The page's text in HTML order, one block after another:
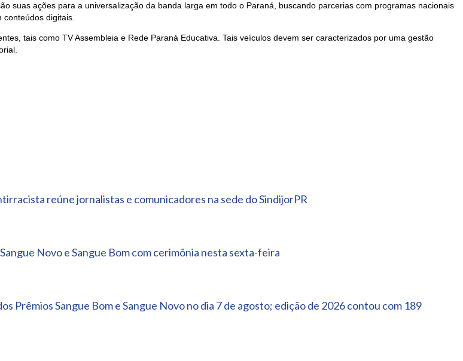
suas ações para a universalização da banda larga em todo o Paraná, buscando parcerias com programas nacionais
digitais.
tais como TV Assembleia e Rede Paraná Educativa. Tais veículos devem ser caracterizados por uma gestão
reúne jornalistas e comunicadores na sede do SindijorPR
Novo e Sangue Bom com cerimônia nesta sexta-feira
Prêmios Sangue Bom e Sangue Novo no dia 7 de agosto; edição de 2026 contou com 189